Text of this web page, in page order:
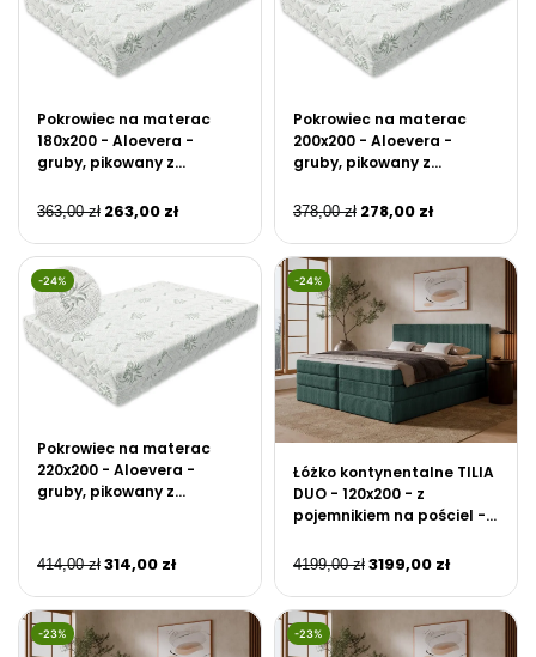
Pokrowiec na materac
180x200 - Aloevera -
gruby, pikowany z
363,00zł 263,00 zł
Pokrowiec na materac
200x200 - Aloevera -
gruby, pikowany z
378,00zł 278,00 zł
-24%
Pokrowiec na materac
220x200 - Aloevera -
gruby, pikowany z
414,00zł 314,00 zł
-24%
Łóżko kontynentalne TILIA
DUO - 120x200 - z
pojemnikiem na pościel -
4199,00zł 3199,00 zł
-23% -23%